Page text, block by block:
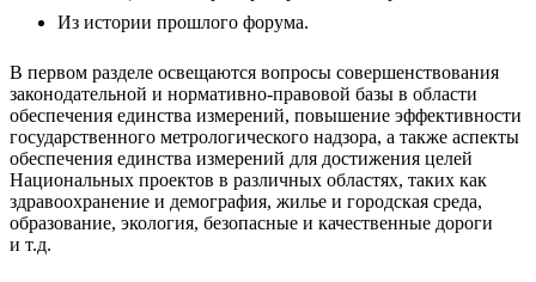
Из истории прошлого форума.
В первом разделе освещаются вопросы совершенствования
законодательной и нормативно-правовой базы в области
обеспечения единства измерений, повышение эффективности
государственного метрологического надзора, а также аспекты
обеспечения единства измерений для достижения целей
Национальных проектов в различных областях, таких как
здравоохранение и демография, жилье и городская среда,
образование, экология, безопасные и качественные дороги
и т.д.